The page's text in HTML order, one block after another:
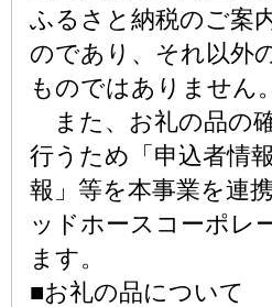
ふるさと納税のご案
のであり、それ以外
ものではありません。
また、お礼の品の
行うため「申込者情
報」等を本事業を連
ッドホースコーポレ
ます。
■お礼の品について